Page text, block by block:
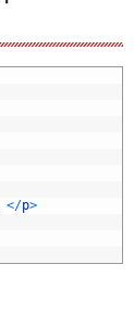
</p>